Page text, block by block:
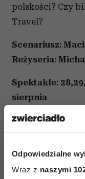
Odpowiedzialne
Wraz z naszymi
polskości? Czy
Travel?
Scenariusz:
Reżyseria:
Spektakle:
sierpnia